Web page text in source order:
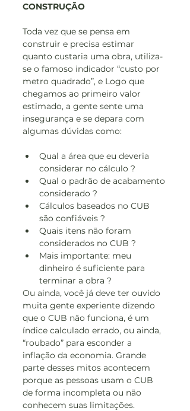
CONSTRUÇÃO
Toda vez que se pensa em
construir e precisa estimar
quanto custaria uma obra, utiliza-
se o famoso indicador “custo por
metro quadrado”, e Logo que
chegamos ao primeiro valor
estimado, a gente sente uma
insegurança e se depara com
algumas dúvidas como:
Qual a área que eu deveria
considerar no cálculo ?
Qual o padrão de acabamento
considerado ?
Cálculos baseados no CUB
são confiáveis ?
Quais itens não foram
considerados no CUB ?
Mais importante: meu
dinheiro é suficiente para
terminar a obra ?
Ou ainda, você já deve ter ouvido
muita gente experiente dizendo
que o CUB não funciona, é um
índice calculado errado, ou ainda,
“roubado” para esconder a
inflação da economia. Grande
parte desses mitos acontecem
porque as pessoas usam o CUB
de forma incompleta ou não
conhecem suas limitações.